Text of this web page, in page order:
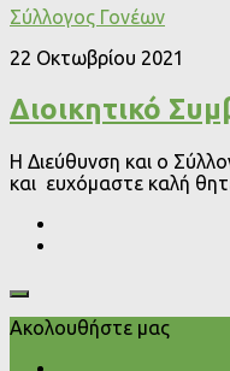
Σύλλογος Γονέων
22 Οκτωβρίου 2021
Διοικητικό
Η Διεύθυνση και ο
και ευχόμαστε καλή
Ακολουθήστε μας